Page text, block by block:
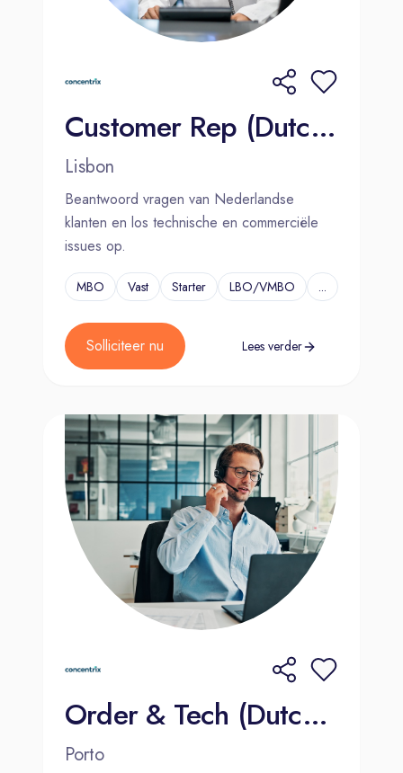
Customer Rep (Dutch-speaking) - Search Engine - 2000€ Bonus
Lisbon
Beantwoord vragen van Nederlandse
klanten en los technische en commerciële
issues op.
MBO Vast Starter LBO/VMBO ...
Solliciteer nu Lees verder
Order & Tech (Dutch-speaking) Medical Equipment 2000€ Bonus
Porto